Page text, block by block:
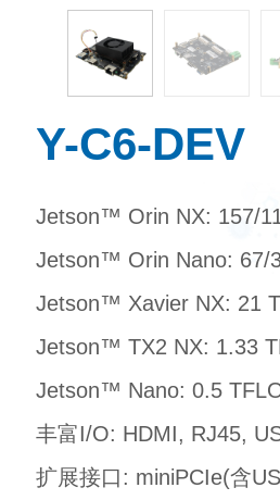
Y-C6-DEV
Jetson™ Orin NX: 157/
Jetson™ Orin Nano: 67/
Jetson™ Xavier NX: 21
Jetson™ TX2 NX: 1.33
Jetson™ Nano: 0.5
丰富I/O: HDMI, RJ45,
扩展接口: miniPCIe(含